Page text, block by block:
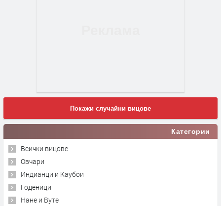
Покажи случайни вицове
Категории
Всички вицове
Овчари
Индианци и Каубои
Годеници
Нане и Вуте